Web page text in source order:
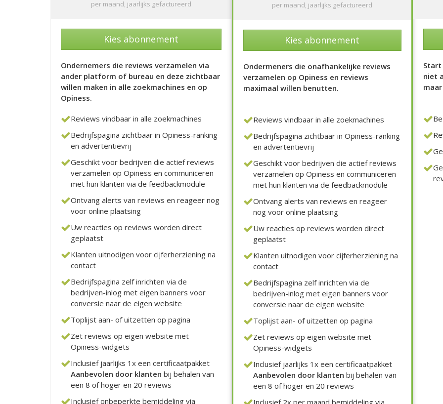
per maand, jaarlijks gefactureerd
Kies abonnement
Ondernemers die reviews verzamelen via
ander platform of bureau en deze zichtbaar
willen maken in alle zoekmachines en op
Opiness.
Reviews vindbaar in alle zoekmachines
Bedrijfspagina zichtbaar in Opiness-ranking
en advertentievrij
Geschikt voor bedrijven die actief reviews
verzamelen op Opiness en communiceren
met hun klanten via de feedbackmodule
Ontvang alerts van reviews en reageer nog
voor online plaatsing
Uw reacties op reviews worden direct
geplaatst
Klanten uitnodigen voor cijferherziening na
contact
Bedrijfspagina zelf inrichten via de
bedrijven-inlog met eigen banners voor
conversie naar de eigen website
Toplijst aan- of uitzetten op pagina
Zet reviews op eigen website met
Opiness-widgets
Inclusief jaarlijks 1x een certificaatpakket
Aanbevolen door klanten bij behalen van
een 8 of hoger en 20 reviews
Inclusief onbeperkte bemiddeling via
per maand, jaarlijks gefactureerd
Kies abonnement
Ondermeners die onafhankelijke reviews
verzamelen op Opiness en reviews
maximaal willen benutten.
Reviews vindbaar in alle zoekmachines
Bedrijfspagina zichtbaar in Opiness-ranking
en advertentievrij
Geschikt voor bedrijven die actief reviews
verzamelen op Opiness en communiceren
met hun klanten via de feedbackmodule
Ontvang alerts van reviews en reageer
nog voor online plaatsing
Uw reacties op reviews worden direct
geplaatst
Klanten uitnodigen voor cijferherziening na
contact
Bedrijfspagina zelf inrichten via de
bedrijven-inlog met eigen banners voor
conversie naar de eigen website
Toplijst aan- of uitzetten op pagina
Zet reviews op eigen website met
Opiness-widgets
Inclusief jaarlijks 1x een certificaatpakket
Aanbevolen door klanten bij behalen van
een 8 of hoger en 20 reviews
Inclusief 2x per maand bemiddeling via
Start
niet